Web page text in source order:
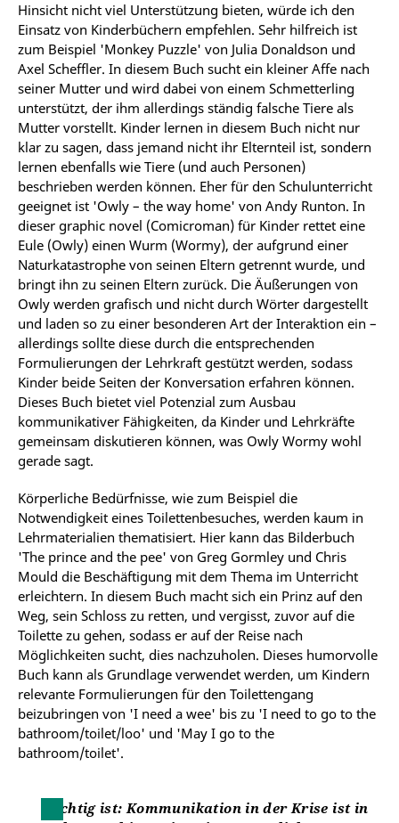
Hinsicht nicht viel Unterstützung bieten, würde ich den
Einsatz von Kinderbüchern empfehlen. Sehr hilfreich ist
zum Beispiel 'Monkey Puzzle' von Julia Donaldson und
Axel Scheffler. In diesem Buch sucht ein kleiner Affe nach
seiner Mutter und wird dabei von einem Schmetterling
unterstützt, der ihm allerdings ständig falsche Tiere als
Mutter vorstellt. Kinder lernen in diesem Buch nicht nur
klar zu sagen, dass jemand nicht ihr Elternteil ist, sondern
lernen ebenfalls wie Tiere (und auch Personen)
beschrieben werden können. Eher für den Schulunterricht
geeignet ist 'Owly – the way home' von Andy Runton. In
dieser graphic novel (Comicroman) für Kinder rettet eine
Eule (Owly) einen Wurm (Wormy), der aufgrund einer
Naturkatastrophe von seinen Eltern getrennt wurde, und
bringt ihn zu seinen Eltern zurück. Die Äußerungen von
Owly werden grafisch und nicht durch Wörter dargestellt
und laden so zu einer besonderen Art der Interaktion ein –
allerdings sollte diese durch die entsprechenden
Formulierungen der Lehrkraft gestützt werden, sodass
Kinder beide Seiten der Konversation erfahren können.
Dieses Buch bietet viel Potenzial zum Ausbau
kommunikativer Fähigkeiten, da Kinder und Lehrkräfte
gemeinsam diskutieren können, was Owly Wormy wohl
gerade sagt.
Körperliche Bedürfnisse, wie zum Beispiel die
Notwendigkeit eines Toilettenbesuches, werden kaum in
Lehrmaterialien thematisiert. Hier kann das Bilderbuch
'The prince and the pee' von Greg Gormley und Chris
Mould die Beschäftigung mit dem Thema im Unterricht
erleichtern. In diesem Buch macht sich ein Prinz auf den
Weg, sein Schloss zu retten, und vergisst, zuvor auf die
Toilette zu gehen, sodass er auf der Reise nach
Möglichkeiten sucht, dies nachzuholen. Dieses humorvolle
Buch kann als Grundlage verwendet werden, um Kindern
relevante Formulierungen für den Toilettengang
beizubringen von 'I need a wee' bis zu 'I need to go to the
bathroom/toilet/loo' und 'May I go to the
bathroom/toilet'.
Wichtig ist: Kommunikation in der Krise ist in